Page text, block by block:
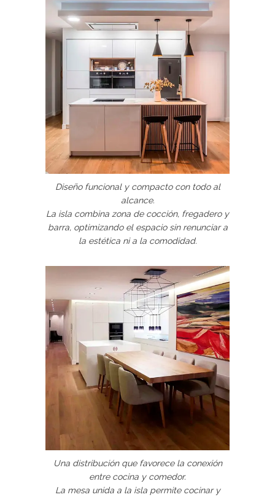
Diseño funcional y compacto con todo al
alcance.
La isla combina zona de cocción, fregadero y
barra, optimizando el espacio sin renunciar a
la estética ni a la comodidad.
Una distribución que favorece la conexión
entre cocina y comedor.
La mesa unida a la isla permite cocinar y